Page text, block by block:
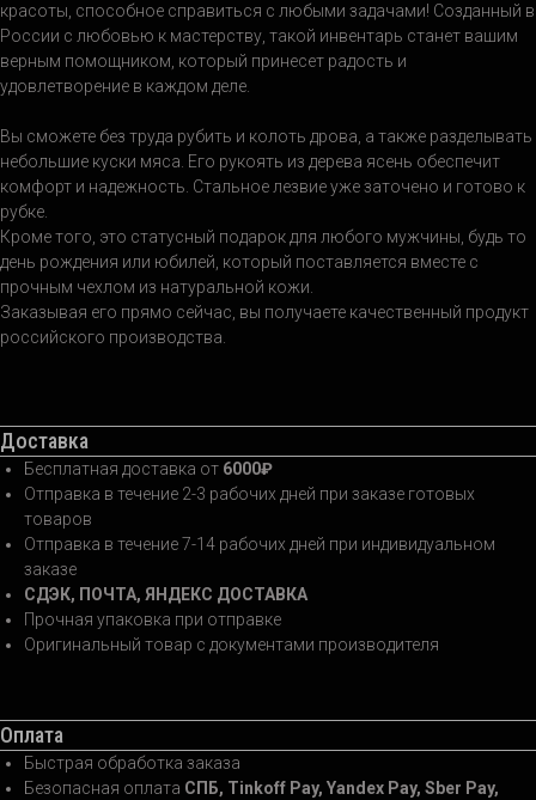
красоты, способное справиться с любыми задачами! Созданный в
России с любовью к мастерству, такой инвентарь станет вашим
верным помощником, который принесет радость и
удовлетворение в каждом деле.
Вы сможете без труда рубить и колоть дрова, а также разделывать
небольшие куски мяса. Его рукоять из дерева ясень обеспечит
комфорт и надежность. Стальное лезвие уже заточено и готово к
рубке.
Кроме того, это статусный подарок для любого мужчины, будь то
день рождения или юбилей, который поставляется вместе с
прочным чехлом из натуральной кожи.
Заказывая его прямо сейчас, вы получаете качественный продукт
российского производства.
Доставка
Бесплатная доставка от 6000₽
Отправка в течение 2-3 рабочих дней при заказе готовых
товаров
Отправка в течение 7-14 рабочих дней при индивидуальном
заказе
СДЭК, ПОЧТА, ЯНДЕКС ДОСТАВКА
Прочная упаковка при отправке
Оригинальный товар с документами производителя
Оплата
Быстрая обработка заказа
Безопасная оплата СПБ, Tinkoff Pay, Yandex Pay, Sber Pay,